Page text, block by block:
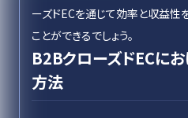
ーズドECを通じて効率と収益性
ことができるでしょう。
B2BクローズドECに
方法